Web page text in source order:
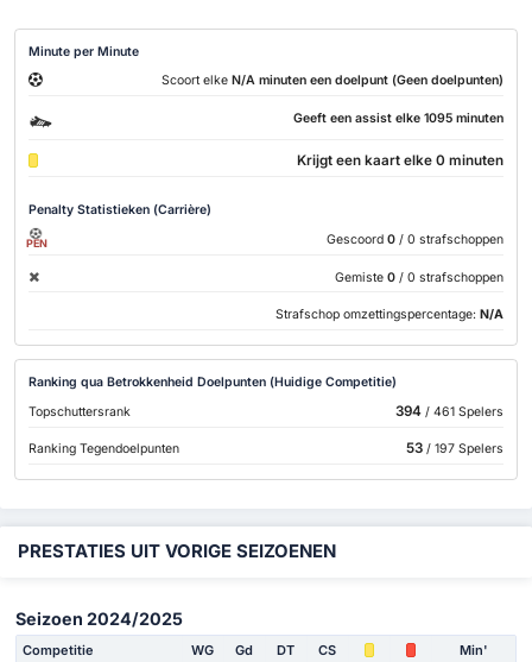
Minute per Minute
Scoort elke N/A minuten een doelpunt (Geen doelpunten)
Geeft een assist elke 1095 minuten
Krijgt een kaart elke 0 minuten
Penalty Statistieken (Carrière)
PEN Gescoord 0 / 0 strafschoppen
Gemiste 0 / 0 strafschoppen
Strafschop omzettingspercentage: N/A
Ranking qua Betrokkenheid Doelpunten (Huidige Competitie)
Topschuttersrank
394/ 461 Spelers
Ranking Tegendoelpunten 53/ 197 Spelers
PRESTATIES UIT VORIGE SEIZOENEN
Seizoen 2024/2025
Competitie WG Gd DT CS Min'